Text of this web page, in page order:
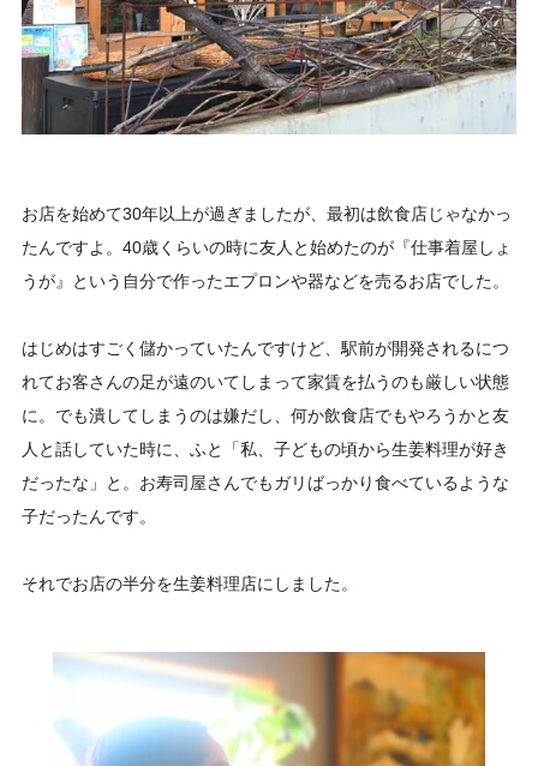
お店を始めて30年以上が過ぎましたが、最初は飲食店じゃなかっ
たんですよ。40歳くらいの時に友人と始めたのが『仕事着屋しょ
うが』という自分で作ったエプロンや器などを売るお店でした。
はじめはすごく儲かっていたんですけど、駅前が開発されるにつ
れてお客さんの足が遠のいてしまって家賃を払うのも厳しい状態
に。でも潰してしまうのは嫌だし、何か飲食店でもやろうかと友
人と話していた時に、ふと「私、子どもの頃から生姜料理が好き
だったな」と。お寿司屋さんでもガリばっかり食べているような
子だったんです。
それでお店の半分を生姜料理店にしました。